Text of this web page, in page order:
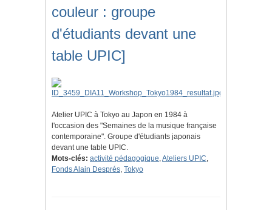
couleur : groupe
d'étudiants devant une
table UPIC]
Atelier UPIC à Tokyo au Japon en 1984 à
l'occasion des "Semaines de la musique française
contemporaine". Groupe d'étudiants japonais
devant une table UPIC.
Mots-clés: activité pédagogique,Ateliers UPIC,
Fonds Alain Després, Tokyo